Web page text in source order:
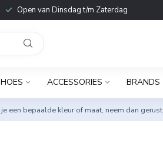
Open van Dinsdag t/m Zaterdag
ACCESSORIES BRANDS
een bepaalde kleur of maat, neem dan gerust